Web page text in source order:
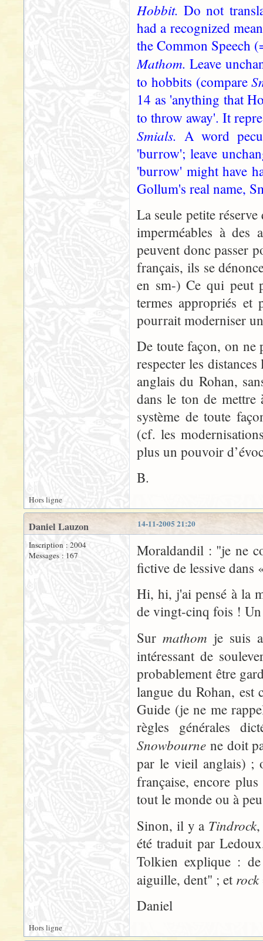
Hobbit.Do not
had a recognized
the Common Speech
Mathom.Leave
to hobbits (compare
14 as 'anything that
to throw away'. It
Smials. A word
'burrow'; leave
'burrow' might have
Gollum's real name,
La seule petite
imperméables à des
peuvent donc passer
français, ils se
en sm-) Ce qui peut
termes appropriés et
pourrait moderniser
De toute façon, on ne
respecter les
anglais du Rohan,
dans le ton de
système de toute
(cf. les
plus un pouvoir
B.
Hors ligne
14-11-2005 21:20
Daniel Lauzon
Inscription : 2004
Messages : 167
Moraldandil : "je ne
fictive de lessive
Hi, hi, j'ai pensé à la
de vingt-cinq fois !
Surmathom je suis
intéressant de
probablement être
langue du Rohan, est
Guide (je ne me
règles générales
Snowbourne ne doit
par le vieil anglais)
française, encore
tout le monde ou à
Sinon, il y a Tindrock
été traduit par
Tolkien explique :
aiguille, dent" ; et rock
Daniel
Hors ligne